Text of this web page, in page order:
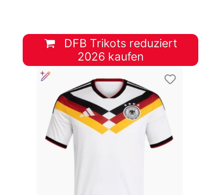
DFB Trikots reduziert
2026 kaufen